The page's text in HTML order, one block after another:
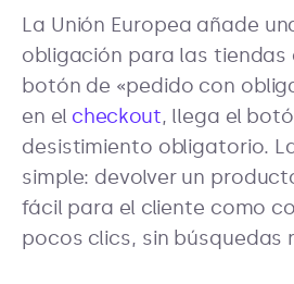
La Unión Europea añade
obligación para las tiendas
botón de «pedido con
en el checkout, llega el
desistimiento obligatorio.
simple: devolver un
fácil para el cliente como
pocos clics, sin búsquedas